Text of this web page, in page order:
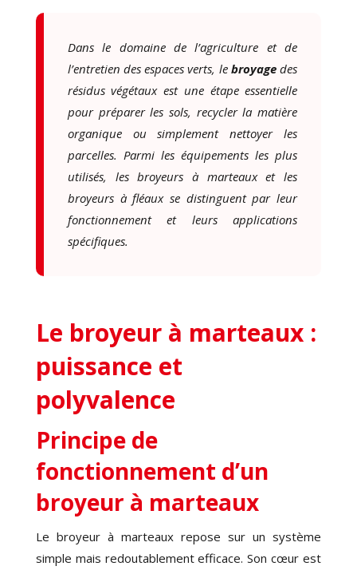
Dans le domaine de l’agriculture et de
l’entretien des espaces verts, le broyagedes
résidus végétaux est une étape essentielle
pour préparer les sols, recycler la matière
organique ou simplement nettoyer les
parcelles. Parmi les équipements les plus
utilisés, les broyeurs à marteaux et les
broyeurs à fléaux se distinguent par leur
fonctionnement et leurs applications
spécifiques.
Le broyeur à marteaux :
puissance et
polyvalence
Principe de
fonctionnement d’un
broyeur à marteaux
Le broyeur à marteaux repose sur un système
simple mais redoutablement efficace. Son cœur est